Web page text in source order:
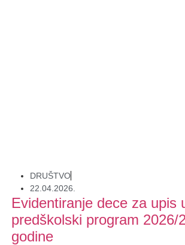
DRUŠTVO
22.04.2026.
Evidentiranje dece za upis
predškolski program 2026/
godine